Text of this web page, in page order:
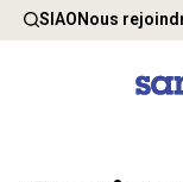
SIAONous